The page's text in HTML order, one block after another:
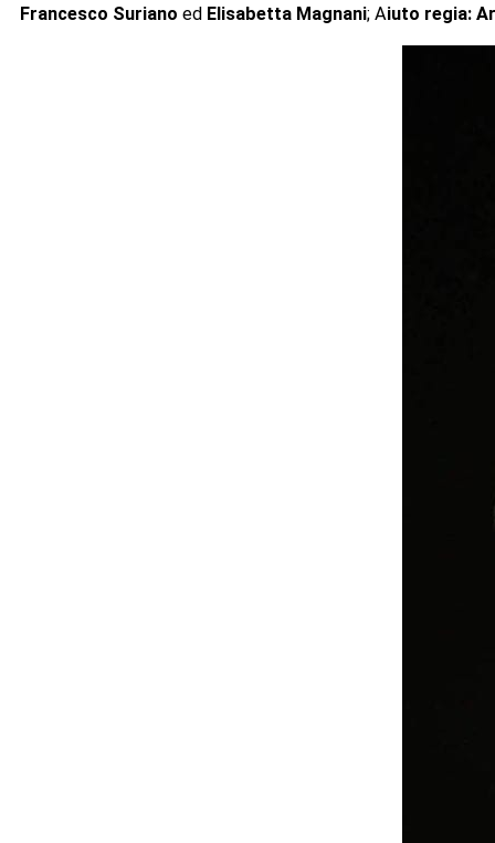
Francesco Suriano ed Elisabetta Magnani; Aiuto regia: